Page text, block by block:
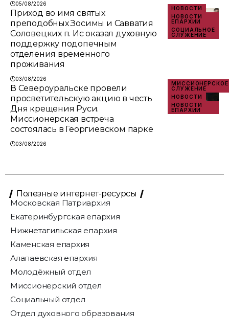
05/08/2026
НОВОСТИ
НОВОСТИ
ЕПАРХИИ
СОЦИАЛЬНОЕ
СЛУЖЕНИЕ
Приход во имя святых
преподобных Зосимы и Савватия
Соловецких п. Ис оказал духовную
поддержку подопечным
отделения временного
проживания
03/08/2026
МИССИОНЕРСКОЕ
СЛУЖЕНИЕ
НОВОСТИ
НОВОСТИ
ЕПАРХИИ
В Североуральске провели
просветительскую акцию в честь
Дня крещения Руси.
Миссионерская встреча
состоялась в Георгиевском парке
03/08/2026
Полезные интернет-ресурсы
Московская Патриархия
Екатеринбургская епархия
Нижнетагильская епархия
Каменская епархия
Алапаевская епархия
Молодёжный отдел
Миссионерский отдел
Социальный отдел
Отдел духовного образования